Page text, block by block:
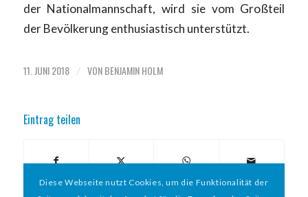
der Nationalmannschaft, wird sie vom Großteil
der Bevölkerung enthusiastisch unterstützt.
11. JUNI 2018 / VONBENJAMIN HOLM
Eintrag teilen
Diese Webseite nutzt Cookies, um die Funktionalität der